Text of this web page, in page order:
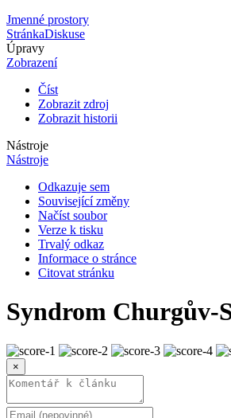
Jmenné prostory
StránkaDiskuse
Úpravy
Zobrazení
Číst
Zobrazit zdroj
Zobrazit historii
Nástroje
Nástroje
Odkazuje sem
Související změny
Načíst soubor
Verze k tisku
Trvalý odkaz
Informace o stránce
Citovat stránku
Syndrom Churgův-
×